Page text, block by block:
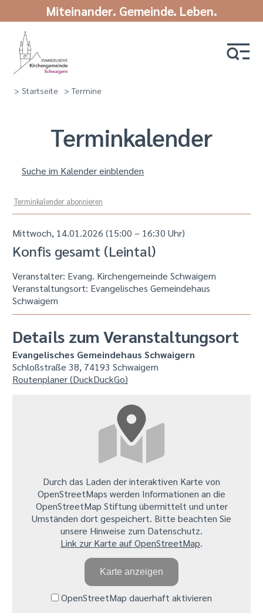
Miteinander. Gemeinde. Leben.
> Startseite > Termine
Termin­kalender
Suche im Kalender einblenden
Terminkalender abonnieren
Mittwoch, 14.01.2026 (15:00 – 16:30 Uhr)
Konfis gesamt (Leintal)
Veranstalter: Evang. Kirchengemeinde Schwaigern
Veranstaltungsort: Evangelisches Gemeindehaus
Schwaigern
Details zum Veranstaltungsort
Evangelisches Gemeindehaus Schwaigern
Schloßstraße 38, 74193 Schwaigern
Routenplaner (DuckDuckGo)
Durch das Laden der interaktiven Karte von
OpenStreetMaps werden Informationen an die
OpenStreetMap Stiftung übermittelt und unter
Umständen dort gespeichert. Bitte beachten Sie
unsere Hinweise zum Datenschutz.
Link zur Karte auf OpenStreetMap.
Karte anzeigen
OpenStreetMap dauerhaft aktivieren